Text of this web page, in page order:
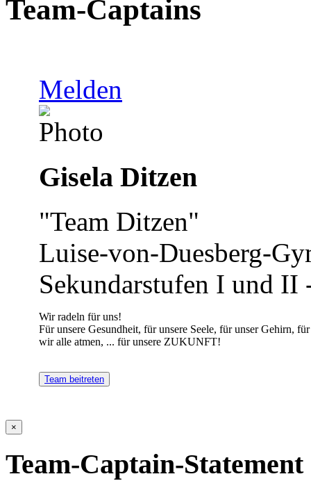
Team-Captains
Melden
Gisela Ditzen
"Team Ditzen"
Luise-von-Duesberg-
Sekundarstufen I und II
Wir radeln für uns!
Für unsere Gesundheit, für unsere Seele, für unser Gehirn,
wir alle atmen, ... für unsere ZUKUNFT!
Team beitreten
×
Team-Captain-